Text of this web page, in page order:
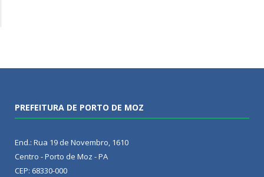
PREFEITURA DE PORTO DE MOZ
End.: Rua 19 de Novembro, 1610
Centro - Porto de Moz - PA
CEP: 68330-000